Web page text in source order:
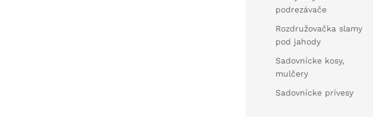
podrezávače
Rozdružovačka slamy
pod jahody
Sadovnícke kosy,
mulčery
Sadovnícke prívesy